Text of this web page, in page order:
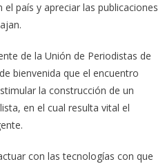
país y apreciar las publicaciones
de la Unión de Periodistas de
bienvenida que el encuentro
la construcción de un
en el cual resulta vital el
con las tecnologías con que